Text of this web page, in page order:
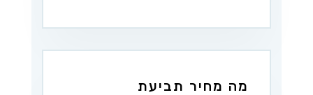
מה מחיר תביעת